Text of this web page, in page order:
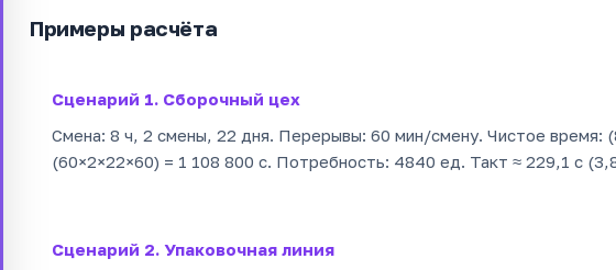
Примеры расчёта
Сценарий 1. Сборочный цех
Смена: 8 ч, 2 смены, 22 дня. Перерывы: 60 мин/смену. Чистое время:
(60×2×22×60) = 1 108 800 с. Потребность: 4840 ед. Такт ≈ 229,1 с
Сценарий 2. Упаковочная линия